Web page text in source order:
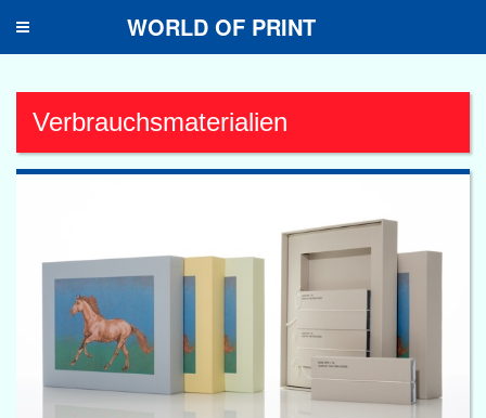
Toggle
WORLD OF PRINT
Verbrauchsmaterialien